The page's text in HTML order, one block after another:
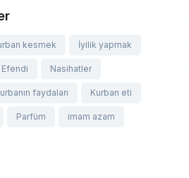
kesmek İyilik yapmak
Nasihatler
faydaları Kurban eti
Parfüm imam azam